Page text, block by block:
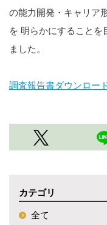
の能力開発・キャリア
を 明らかにすることを
ました。
調査報告書ダウンロー
カテゴリ
全て